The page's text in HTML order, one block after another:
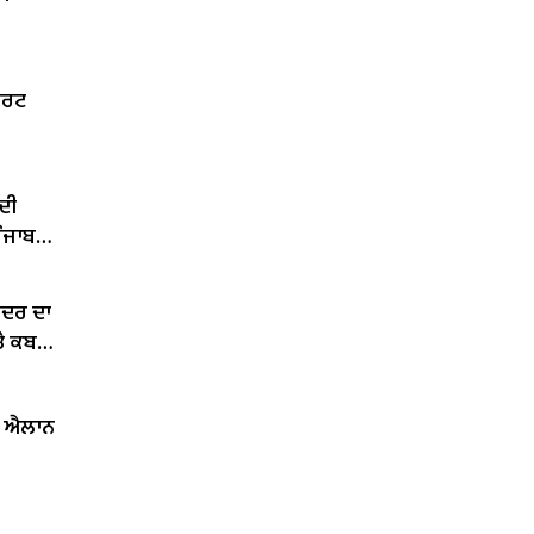
ਦਾ
ਐਲਾਨ